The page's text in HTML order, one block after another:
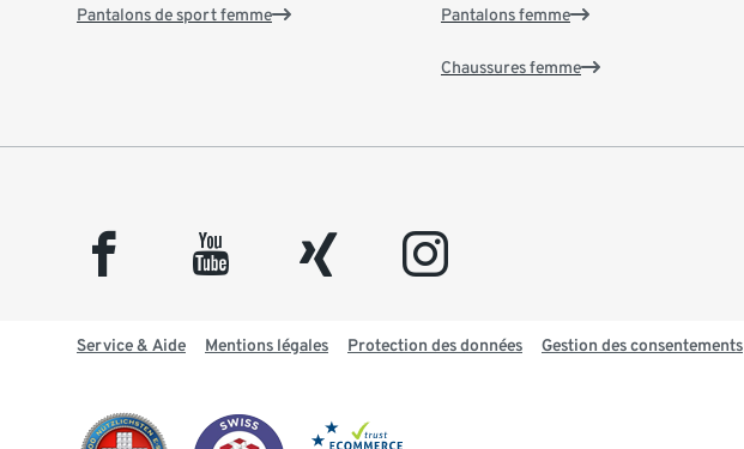
Pantalons de sport femme Pantalons femme
Chaussures femme
facebook youtube xing instagram
Service & Aide Mentions légales Protection des données Gestion des consentements